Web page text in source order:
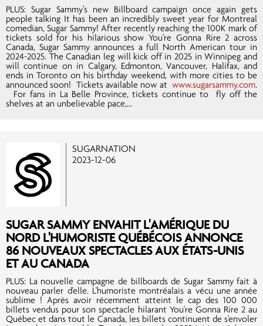
PLUS: Sugar Sammy’s new Billboard campaign once again gets
people talking It has been an incredibly sweet year for Montreal
comedian, Sugar Sammy! After recently reaching the 100K mark of
tickets sold for his hilarious show You’re Gonna Rire 2 across
Canada, Sugar Sammy announces a full North American tour in
2024-2025. The Canadian leg will kick off in 2025 in Winnipeg and
will continue on in Calgary, Edmonton, Vancouver, Halifax, and
ends in Toronto on his birthday weekend, with more cities to be
announced soon! Tickets available now at www.sugarsammy.com.
For fans in La Belle Province, tickets continue to fly off the
shelves at an unbelievable pace,...
SUGARNATION
2023-12-06
SUGAR SAMMY ENVAHIT L'AMÉRIQUE DU
NORD L'HUMORISTE QUÉBÉCOIS ANNONCE
86 NOUVEAUX SPECTACLES AUX ÉTATS-UNIS
ET AU CANADA
PLUS: La nouvelle campagne de billboards de Sugar Sammy fait à
nouveau parler d'elle. L'humoriste montréalais a vécu une année
sublime ! Après avoir récemment atteint le cap des 100 000
billets vendus pour son spectacle hilarant You're Gonna Rire 2 au
Québec et dans tout le Canada, les billets continuent de s'envoler